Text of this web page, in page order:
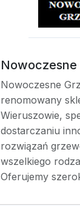
Nowoczesne
Nowoczesne
renomowany
Wieruszowie,
dostarczaniu
rozwiązań
wszelkiego
Oferujemy